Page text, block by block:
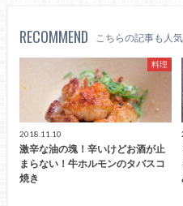
RECOMMEND こちらの記事も人気
料理
2018.11.10
激辛な油の塊！辛いけどお酒が止
まらない！牛ホルモンのタバスコ
焼き